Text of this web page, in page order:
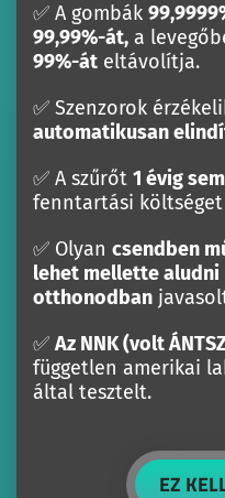
✅ A gombák
99,99%-át,a
99%-áteltávolítja.
✅ Szenzorok
automatikusan
✅ A szűrőt 1 évig
fenntartási
✅ Olyan csendben
lehet mellette aludni
otthonodban
✅ Az NNK (volt
független amerikai
által tesztelt.
EZ